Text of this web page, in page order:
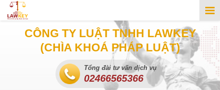
CÔNG TY LUẬT TNHH LAWKEY
(CHÌA KHOÁ PHÁP LUẬT)
Tổng đài tư vấn dịch vụ
02466565366